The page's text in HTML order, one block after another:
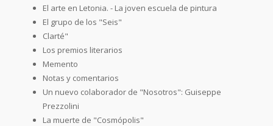
El arte en Letonia. - La joven escuela de pintura
El grupo de los "Seis"
Clarté"
Los premios literarios
Memento
Notas y comentarios
Un nuevo colaborador de "Nosotros": Guiseppe
Prezzolini
La muerte de "Cosmópolis"